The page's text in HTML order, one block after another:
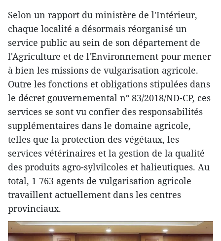
Selon un rapport du ministère de l'Intérieur,
chaque localité a désormais réorganisé un
service public au sein de son département de
l'Agriculture et de l'Environnement pour mener
à bien les missions de vulgarisation agricole.
Outre les fonctions et obligations stipulées dans
le décret gouvernemental n° 83/2018/ND-CP, ces
services se sont vu confier des responsabilités
supplémentaires dans le domaine agricole,
telles que la protection des végétaux, les
services vétérinaires et la gestion de la qualité
des produits agro-sylvilcoles et halieutiques. Au
total, 1 763 agents de vulgarisation agricole
travaillent actuellement dans les centres
provinciaux.